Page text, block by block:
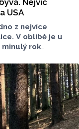
Nejvíc
USA
z nejvíce
V oblibě je u
minulý rok